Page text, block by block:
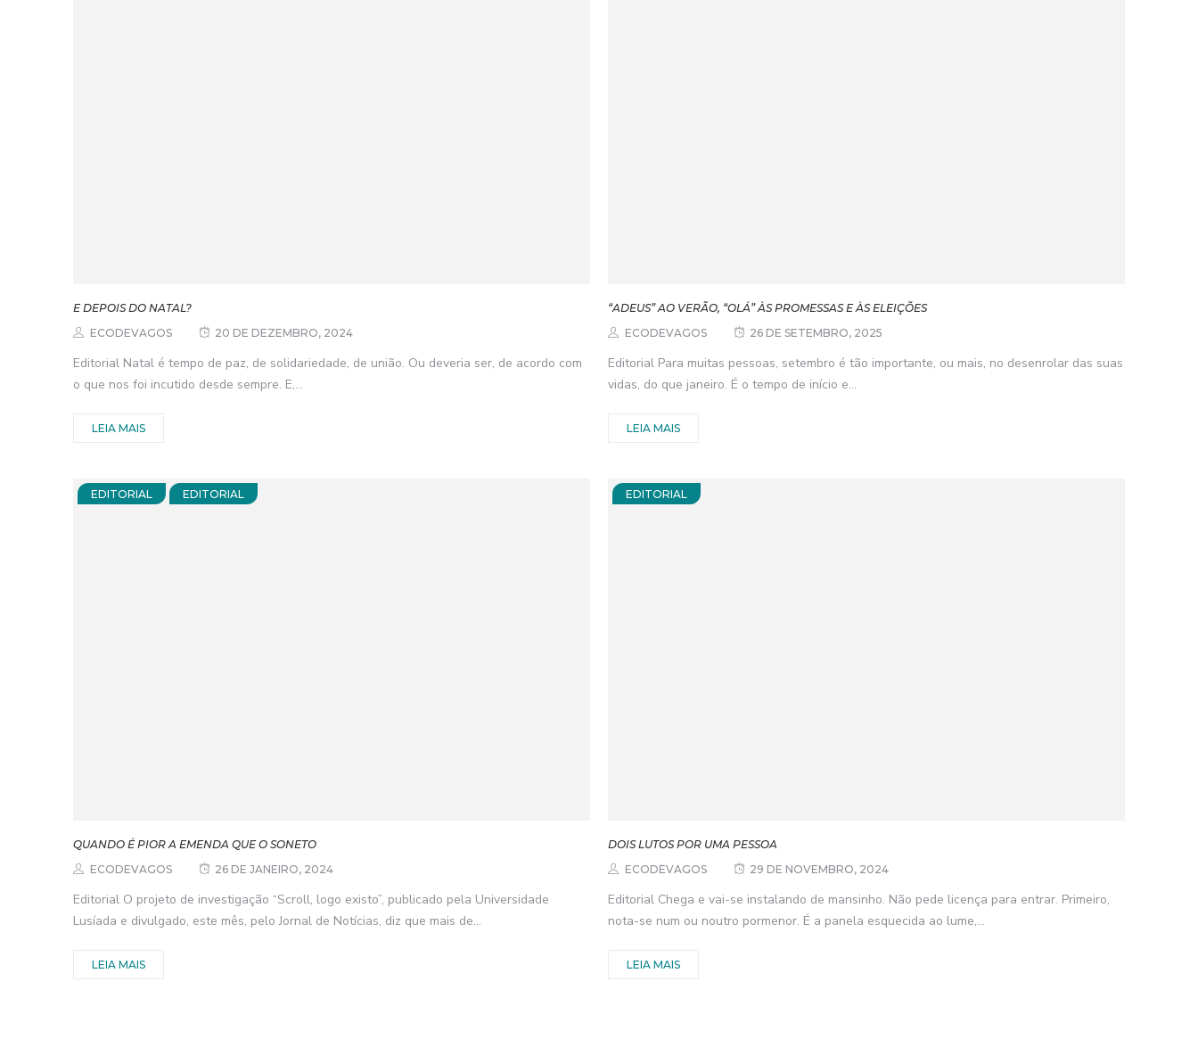
E DEPOIS DO NATAL?
ECODEVAGOS
20 DE DEZEMBRO, 2024
Editorial Natal é tempo de paz, de solidariedade, de união. Ou deveria ser, de acordo com
o que nos foi incutido desde sempre. E,...
LEIA MAIS
“ADEUS” AO VERÃO, “OLÁ” ÀS PROMESSAS E ÀS ELEIÇÕES
ECODEVAGOS
26 DE SETEMBRO, 2025
Editorial Para muitas pessoas, setembro é tão importante, ou mais, no desenrolar das suas
vidas, do que janeiro. É o tempo de início e...
LEIA MAIS
EDITORIAL EDITORIAL
QUANDO É PIOR A EMENDA QUE O SONETO
ECODEVAGOS
26 DE JANEIRO, 2024
Editorial O projeto de investigação “Scroll, logo existo”, publicado pela Universidade
Lusíada e divulgado, este mês, pelo Jornal de Notícias, diz que mais de...
LEIA MAIS
EDITORIAL
DOIS LUTOS POR UMA PESSOA
ECODEVAGOS
29 DE NOVEMBRO, 2024
Editorial Chega e vai-se instalando de mansinho. Não pede licença para entrar. Primeiro,
nota-se num ou noutro pormenor. É a panela esquecida ao lume,...
LEIA MAIS